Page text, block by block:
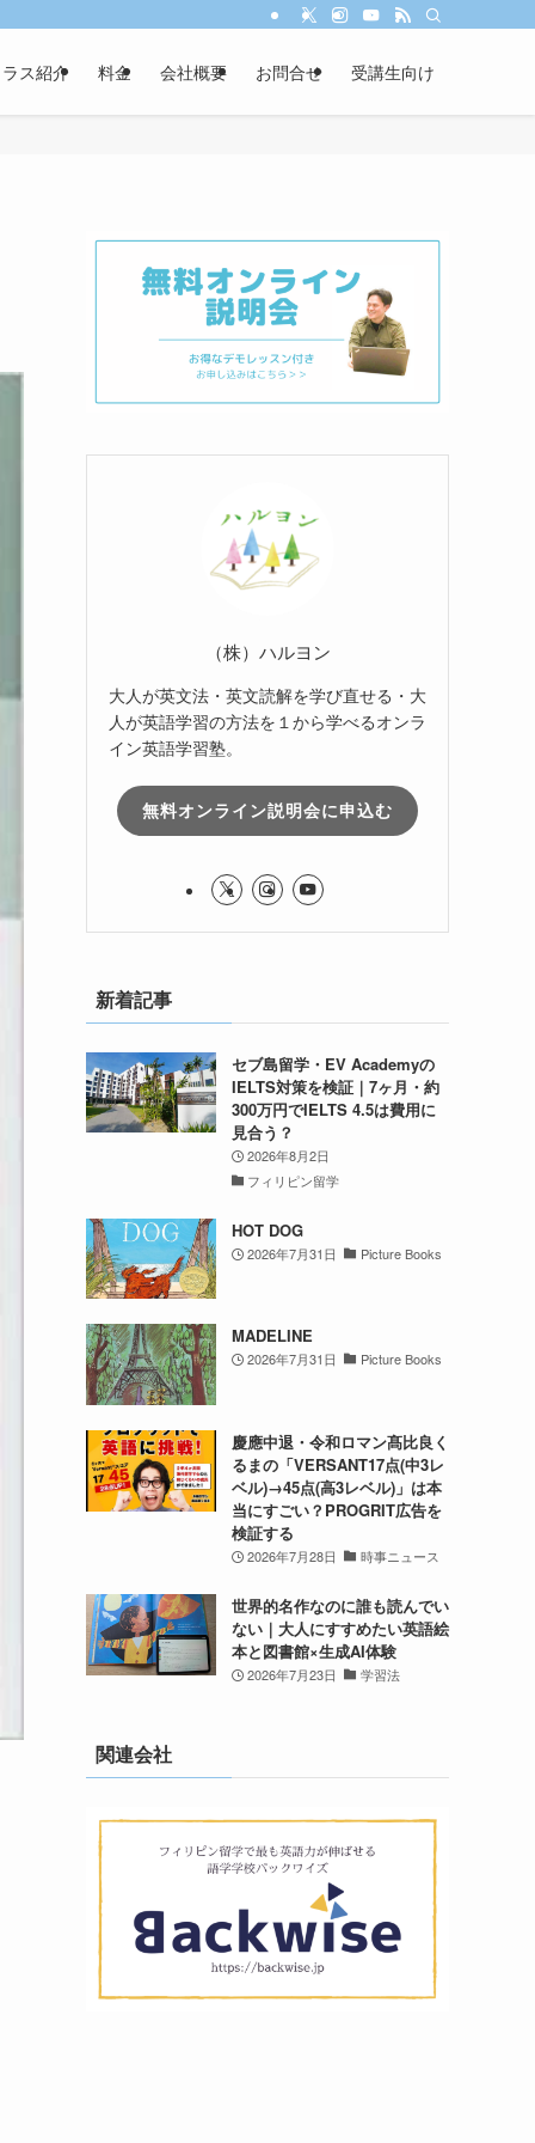
ス紹介 料金 会社概要 お問合せ 受講生向け
（株）ハルヨン
大人が英文法・英文読解を学び直せる・大
人が英語学習の方法を１から学べるオンラ
イン英語学習塾。
無料オンライン説明会に申込む
新着記事
セブ島留学・EV Academyの
IELTS対策を検証｜7ヶ月・約
300万円でIELTS 4.5は費用に
見合う？
2026年8月2日
フィリピン留学
HOT DOG
2026年7月31日 Picture Books
MADELINE
2026年7月31日 Picture Books
慶應中退・令和ロマン髙比良く
るまの「VERSANT17点(中3レ
ベル)→45点(高3レベル)」は本
当にすごい？PROGRIT広告を
検証する
2026年7月28日 時事ニュース
世界的名作なのに誰も読んでい
ない｜大人にすすめたい英語絵
本と図書館×生成AI体験
2026年7月23日 学習法
関連会社